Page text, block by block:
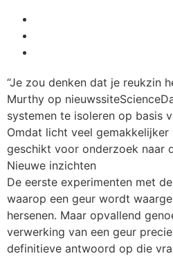
“Je zou denken dat je reukzin
Murthy op
systemen te isoleren op basis
Omdat licht veel
geschikt voor onderzoek naar
Nieuwe inzichten
De eerste experimenten met
waarop een geur wordt
hersenen. Maar opvallend
verwerking van een geur
definitieve antwoord op die